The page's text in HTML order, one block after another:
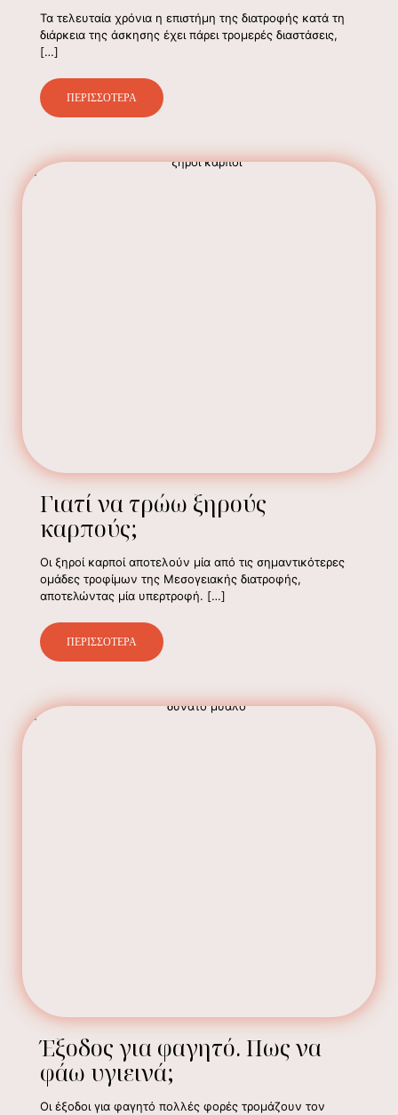
Τα τελευταία χρόνια η επιστήμη της διατροφής κατά τη
διάρκεια της άσκησης έχει πάρει τρομερές διαστάσεις,
[…]
ΠΕΡΙΣΣΟΤΕΡΑ
Γιατί να τρώω ξηρούς
καρπούς;
Οι ξηροί καρποί αποτελούν μία από τις σημαντικότερες
ομάδες τροφίμων της Μεσογειακής διατροφής,
αποτελώντας μία υπερτροφή. […]
ΠΕΡΙΣΣΟΤΕΡΑ
Έξοδος για φαγητό. Πως να
φάω υγιεινά;
Οι έξοδοι για φαγητό πολλές φορές τρομάζουν τον